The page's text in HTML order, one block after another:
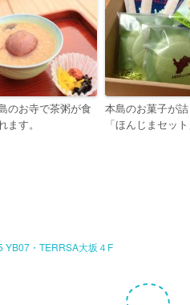
のお寺で茶粥が食
ます。
本島のお菓子が
「ほんじまセッ
YB07・TERRSA大坂４F